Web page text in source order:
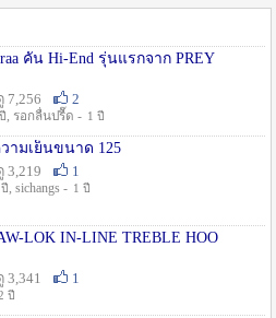
คัน Hi-End รุ่นแรกจาก PREY
7,256
2
, รอกลื่นปรื๊ด - 1 ปี
ามเย็นขนาด 125
3,219
1
, sichangs - 1 ปี
LOK IN-LINE TREBLE HOO
3,341
1
ปี